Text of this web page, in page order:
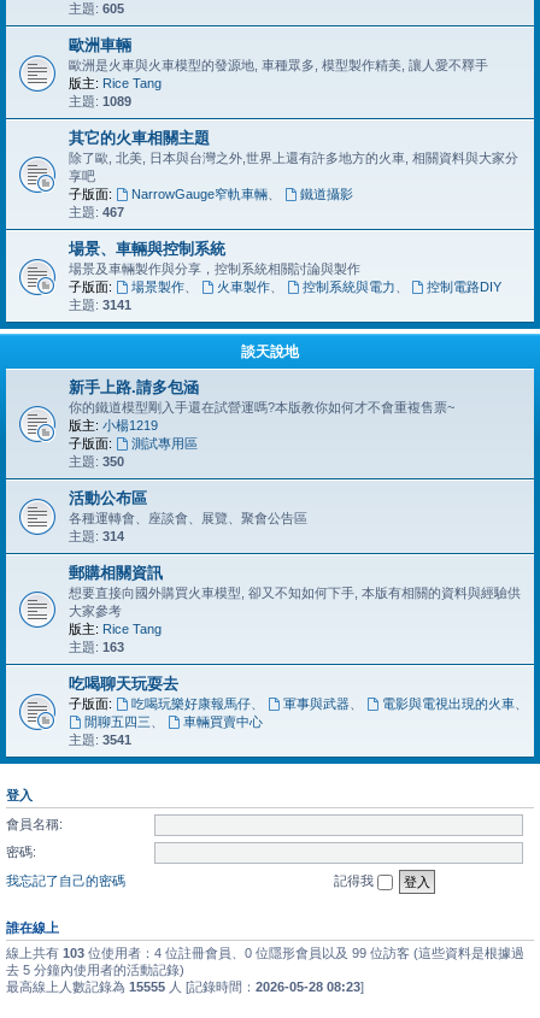
主題: 605
歐洲車輛
歐洲是火車與火車模型的發源地, 車種眾多, 模型製作精美, 讓人愛不釋手
版主: Rice Tang
主題: 1089
其它的火車相關主題
除了歐, 北美, 日本與台灣之外,世界上還有許多地方的火車, 相關資料與大家分
享吧
子版面:
NarrowGauge窄軌車輛、
鐵道攝影
主題: 467
場景、車輛與控制系統
場景及車輛製作與分享，控制系統相關討論與製作
子版面:
場景製作、 火車製作、 控制系統與電力
控制電路DIY
主題: 3141
談天說地
新手上路.請多包涵
你的鐵道模型剛入手還在試營運嗎?本版教你如何才不會重複售票~
版主: 小楊1219
子版面:
測試專用區
主題: 350
活動公布區
各種運轉會、座談會、展覽、聚會公告區
主題: 314
郵購相關資訊
想要直接向國外購買火車模型, 卻又不知如何下手, 本版有相關的資料與經驗供
大家參考
版主: Rice Tang
主題: 163
吃喝聊天玩耍去
子版面: 吃喝玩樂好康報馬仔、 軍事與武器、 電影與電視出現的火車、
閒聊五四三
車輛買賣中心
主題: 3541
登入
會員名稱:
密碼:
我忘記了自己的密碼
記得我
誰在線上
線上共有 103 位使用者：4 位註冊會員、0 位隱形會員以及 99 位訪客 (這些資料是根據過
去 5 分鐘內使用者的活動記錄)
最高線上人數記錄為 15555 人 [記錄時間： 2026-05-28 08:23]